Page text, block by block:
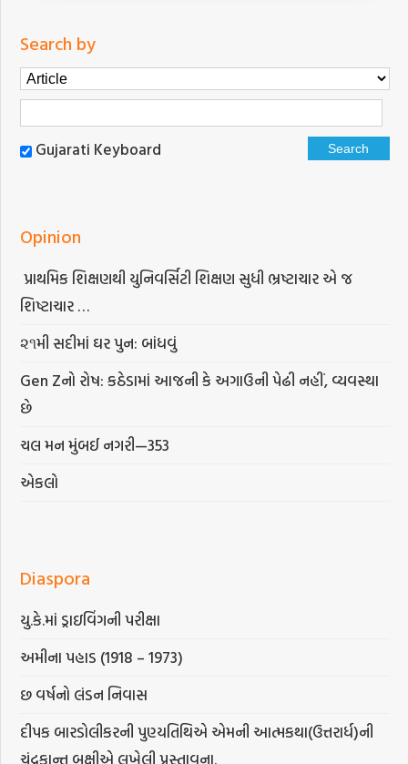
Search by
Gujarati Keyboard
Opinion
પ્રાથમિક શિક્ષણથી યુનિવર્સિટી શિક્ષણ સુધી ભ્રષ્ટાચાર એ જ
શિષ્ટાચાર …
૨૧મી સદીમાં ઘર પુન: બાંધવું
Gen Zનો રોષ: કઠેડામાં આજની કે અગાઉની પેઢી નહીં, વ્યવસ્થા
છે
ચલ મન મુંબઈ નગરી—353
એકલો
Diaspora
યુ.કે.માં ડ્રાઇવિંગની પરીક્ષા
અમીના પહાડ (1918 – 1973)
છ વર્ષનો લંડન નિવાસ
દીપક બારડોલીકરની પુણ્યતિથિએ એમની આત્મકથા(ઉત્તરાર્ધ)ની
ચંદ્રકાન્ત બક્ષીએ લખેલી પ્રસ્તાવના.